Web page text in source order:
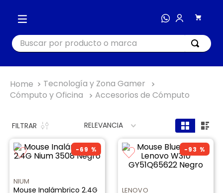
Buscar por producto o marca
Tecnología y Zona Gamer
Cómputo y Oficina
Accesorios de Cómputo
FILTRAR RELEVANCIA
-69 %
NIUM
Mouse Inalámbrico 2.4G
-93 %
LENOVO
TÉRMINOS MÁS BUSCADOS
1.
cocina
3.
tecnología
4.
nutri bullet
masajeador